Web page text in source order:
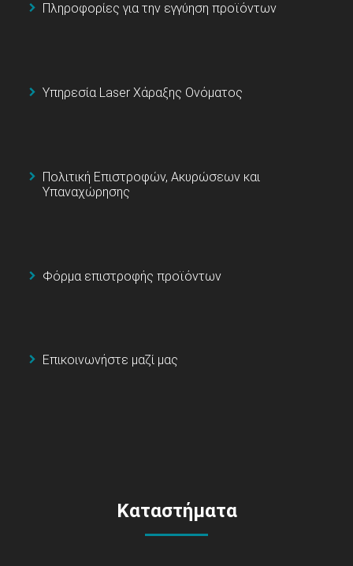
Πληροφορίες για την εγγύηση προϊόντων
Υπηρεσία Laser Χάραξης Ονόματος
Πολιτική Επιστροφών, Ακυρώσεων και
Υπαναχώρησης
Φόρμα επιστροφής προϊόντων
Επικοινωνήστε μαζί μας
Καταστήματα